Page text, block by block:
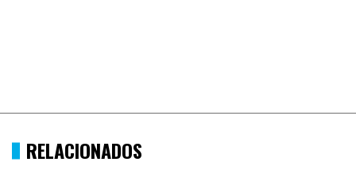
RELACIONADOS